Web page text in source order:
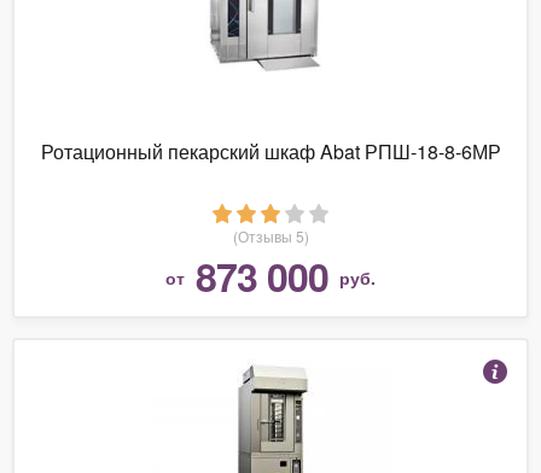
Ротационный пекарский шкаф Abat РПШ-18-8-6МР
(Отзывы 5)
от 873 000 руб.